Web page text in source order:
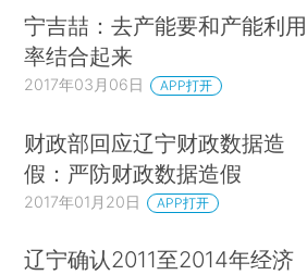
宁吉喆：去产能要和产能利用
率结合起来
2017年03月06日 APP打开
财政部回应辽宁财政数据造
假：严防财政数据造假
2017年01月20日 APP打开
辽宁确认2011至2014年经济